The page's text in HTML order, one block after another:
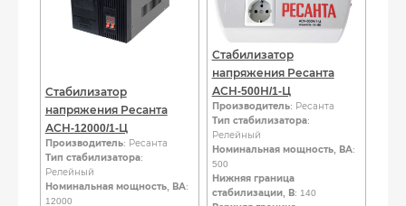
Стабилизатор
напряжения Ресанта
АСН-12000/1-Ц
Производитель: Ресанта
Тип стабилизатора:
Релейный
Номинальная мощность, ВА:
12000
Стабилизатор
напряжения Ресанта
АСН-500Н/1-Ц
Производитель: Ресанта
Тип стабилизатора:
Релейный
Номинальная мощность, ВА:
500
Нижняя граница
стабилизации, В: 140